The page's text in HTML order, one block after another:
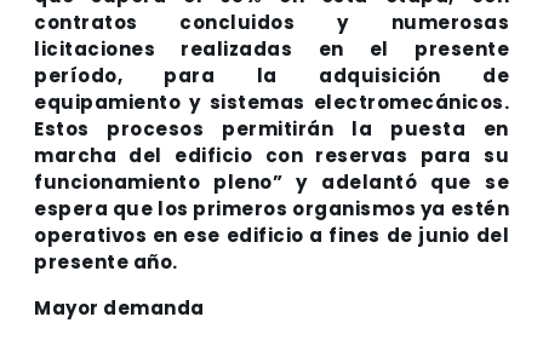
contratos concluidos y numerosas
licitaciones realizadas en el presente
período, para la adquisición de
equipamiento y sistemas electromecánicos.
Estos procesos permitirán la puesta en
marcha del edificio con reservas para su
funcionamiento pleno” y adelantó que se
espera que los primeros organismos ya estén
operativos en ese edificio a fines de junio del
presente año.
Mayor demanda